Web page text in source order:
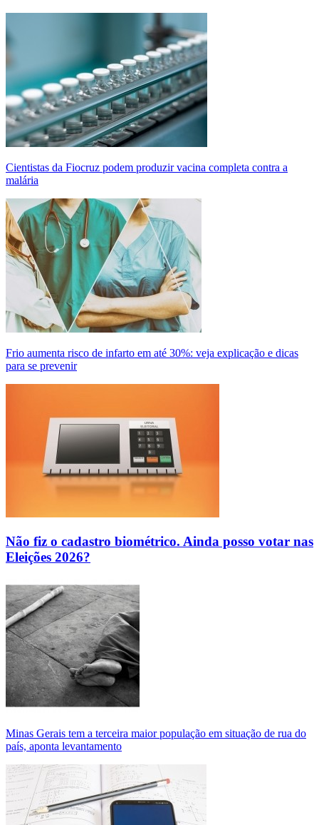
Cientistas da Fiocruz podem produzir vacina completa contra a
malária
Frio aumenta risco de infarto em até 30%: veja explicação e dicas
para se prevenir
Não fiz o cadastro biométrico. Ainda posso votar nas
Eleições 2026?
Minas Gerais tem a terceira maior população em situação de rua do
país, aponta levantamento